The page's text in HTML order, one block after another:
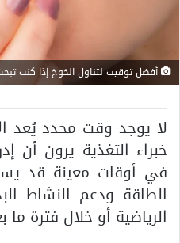
أفضل توقيت لتناول الخوخ إذا كنت
لا يوجد وقت محدد يُعد
خبراء التغذية يرون أن
في أوقات معينة قد
الطاقة ودعم النشاط
الرياضية أو خلال فترة